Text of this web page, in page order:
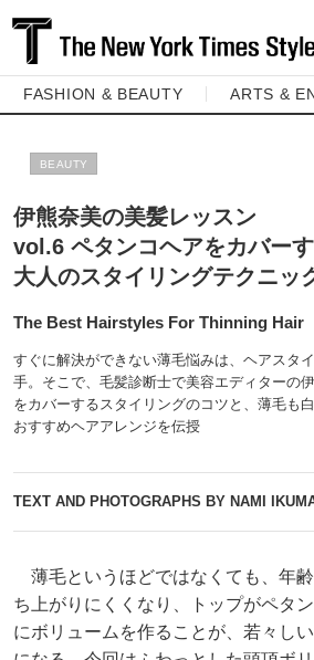
FASHION & BEAUTY ARTS &
BEAUTY
伊熊奈美の美髪レッスン
vol.6 ペタンコヘアをカバー
大人のスタイリングテクニッ
The Best Hairstyles For Thinning Hair
すぐに解決ができない薄毛悩みは、ヘアスタ
手。そこで、毛髪診断士で美容エディターの
をカバーするスタイリングのコツと、薄毛も
おすすめヘアアレンジを伝授
TEXT AND PHOTOGRAPHS BY NAMI
薄毛というほどではなくても、年
ち上がりにくくなり、トップがペタ
にボリュームを作ることが、若々し